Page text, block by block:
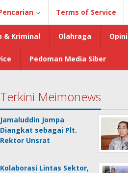
Terms of Service
& Kriminal Olahraga Opini
Pedoman Media Siber
Terkini Meimonews
Jamaluddin Jompa
Diangkat sebagai Plt.
Rektor Unsrat
Kolaborasi Lintas Sektor,